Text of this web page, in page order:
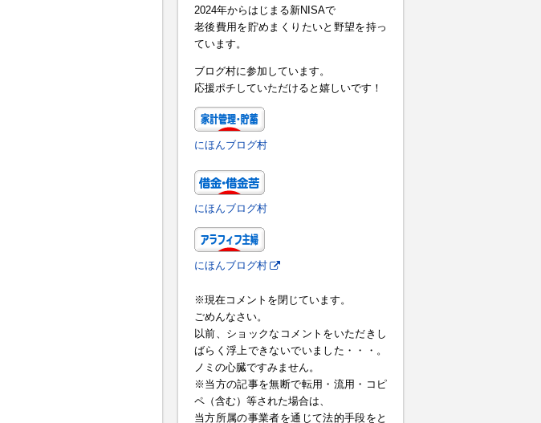
2024年からはじまる新NISAで
老後費用を貯めまくりたいと野望を持っ
ています。
ブログ村に参加しています。
応援ポチしていただけると嬉しいです！
にほんブログ村
にほんブログ村
にほんブログ村
※現在コメントを閉じています。
ごめんなさい。
以前、ショックなコメントをいただきし
ばらく浮上できないでいました・・・。
ノミの心臓ですみません。
※当方の記事を無断で転用・流用・コピ
ペ（含む）等された場合は、
当方所属の事業者を通じて法的手段をと